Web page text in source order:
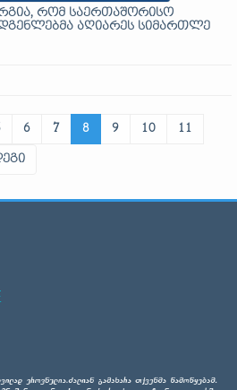
რომ საერთაშორისო
აღიარეს სიმართლე
6 7 8 9 10 11